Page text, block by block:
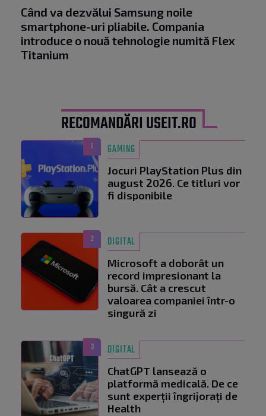
Când va dezvălui Samsung noile
smartphone-uri pliabile. Compania
introduce o nouă tehnologie numită Flex
Titanium
RECOMANDĂRI USEIT.RO
1 GAMING
Jocuri PlayStation Plus din
august 2026. Ce titluri vor
fi disponibile
2 DIGITAL
Microsoft a doborât un
record impresionant la
bursă. Cât a crescut
valoarea companiei într-o
singură zi
3 DIGITAL
ChatGPT lansează o
platformă medicală. De ce
sunt experții îngrijorați de
Health